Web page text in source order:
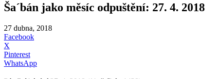
Ša´bán jako měsíc odpuštění: 27. 4. 2018
27 dubna, 2018
Facebook
X
Pinterest
WhatsApp